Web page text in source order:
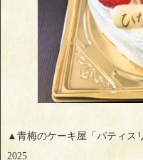
▲青梅のケーキ屋「パティス
2025